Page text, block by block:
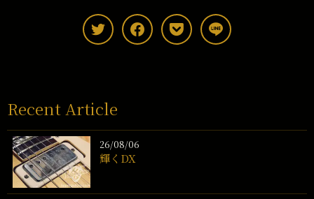
Recent Article
26/08/06
輝くDX